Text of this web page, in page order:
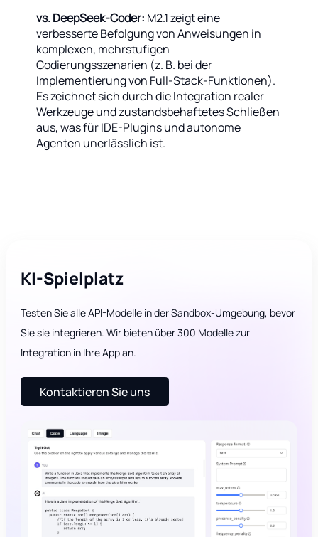
vs. DeepSeek-Coder: M2.1 zeigt eine
verbesserte Befolgung von Anweisungen in
komplexen, mehrstufigen
Codierungsszenarien (z. B. bei der
Implementierung von Full-Stack-Funktionen).
Es zeichnet sich durch die Integration realer
Werkzeuge und zustandsbehaftetes Schließen
aus, was für IDE-Plugins und autonome
Agenten unerlässlich ist.
KI-Spielplatz
Testen Sie alle API-Modelle in der Sandbox-Umgebung, bevor
Sie sie integrieren. Wir bieten über 300 Modelle zur
Integration in Ihre App an.
Kontaktieren Sie uns